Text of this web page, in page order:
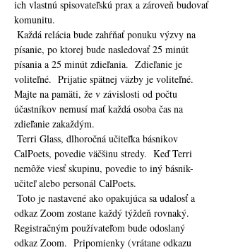
ich vlastnú spisovateľskú prax a zároveň budovať
komunitu.
písanie, po ktorej bude nasledovať 25 minút
písania a 25 minút zdieľania.  Zdieľanie je
voliteľné.  Prijatie spätnej väzby je voliteľné.
Majte na pamäti, že v závislosti od počtu
účastníkov nemusí mať každá osoba čas na
zdieľanie zakaždým.
CalPoets, povedie väčšinu stredy.  Keď Terri
nemôže viesť skupinu, povedie to iný básnik-
učiteľ alebo personál CalPoets.
odkaz Zoom zostane každý týždeň rovnaký.
Registračným používateľom bude odoslaný
odkaz Zoom.  Pripomienky (vrátane odkazu